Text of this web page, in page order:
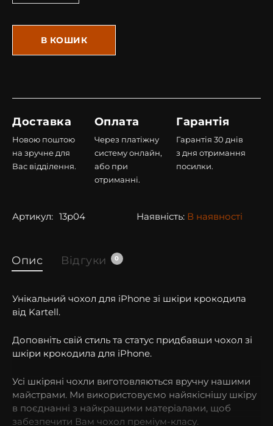
В КОШИК
Доставка
Новою поштою
на зручне для
Вас відділення.
Оплата
Через платіжну
систему онлайн,
або при
отриманні.
Гарантія
Гарантія 30 днів
з дня отримання
посилки.
Артикул: 13p04 Наявність: В наявності
Опис Відгуки 0
Унікальний чохол для iPhone зі шкіри крокодила
від Kartell.
Доповніть свій стиль та статус придбавши чохол зі
шкіри крокодила для iPhone.
Усі шкіряні чохли виготовляються вручну нашими
майстрами. Ми використовуємо найякіснішу шкіру
в поєднанні з найкращими матеріалами, щоб
забезпечити Вам чохол преміум-класу.